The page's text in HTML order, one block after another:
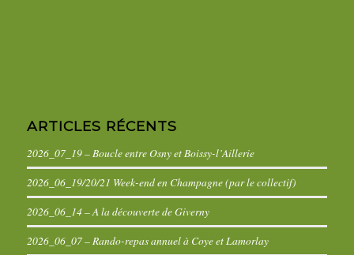
ARTICLES RÉCENTS
2026_07_19 – Boucle entre Osny et Boissy-l’Aillerie
2026_06_19/20/21 Week-end en Champagne (par le collectif)
2026_06_14 – A la découverte de Giverny
2026_06_07 – Rando-repas annuel à Coye et Lamorlay